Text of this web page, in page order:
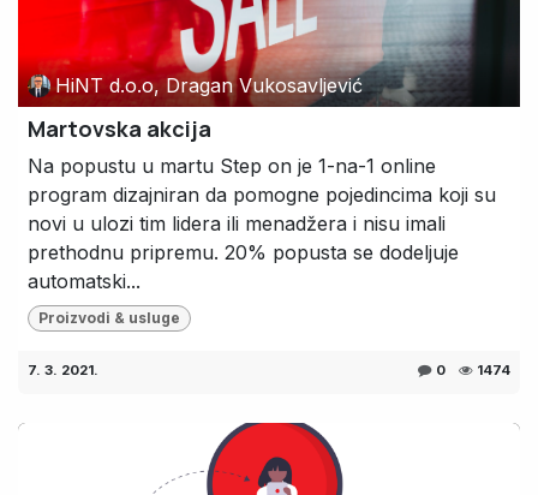
HiNT d.o.o, Dragan Vukosavljević
Martovska akcija
Na popustu u martu Step on je 1-na-1 online
program dizajniran da pomogne pojedincima koji su
novi u ulozi tim lidera ili menadžera i nisu imali
prethodnu pripremu. 20% popusta se dodeljuje
automatski...
Proizvodi & usluge
7. 3. 2021. 0 1474